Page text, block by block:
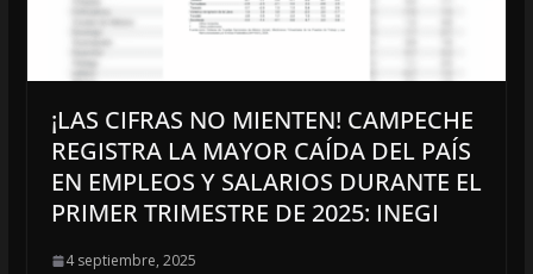
¡LAS CIFRAS NO MIENTEN! CAMPECHE
REGISTRA LA MAYOR CAÍDA DEL PAÍS
EN EMPLEOS Y SALARIOS DURANTE EL
PRIMER TRIMESTRE DE 2025: INEGI
4 septiembre, 2025